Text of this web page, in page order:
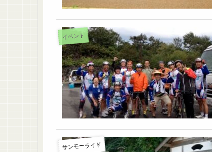
イベント
サンモーライド